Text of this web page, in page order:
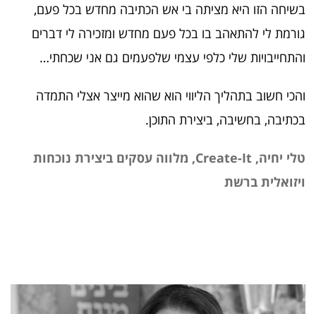
בשיחה הזו היא מציתה בי אש הכתיבה מחדש בכל פעם,
גורמת לי להתאהב בו בכל פעם מחדש ומזכירה לי דברים
והתחייבויות שלי כלפי עצמי שלפעמים גם אני שכחתי…
והכי חשוב בתהליך הליווי הוא שהוא מייצר אצלי התמדה
בכתיבה, בחשיבה, ביצירת התוכן.
טלי יחיה, Create-It, מלווה עסקים ביצירת נוכחות
ויזואלית ברשת